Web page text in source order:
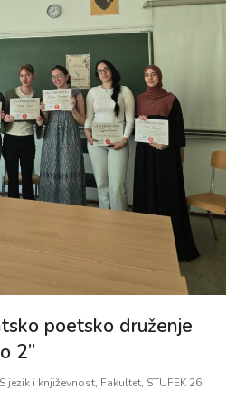
poetsko druženje
2”
jezik i književnost, Fakultet, STUFEK 26